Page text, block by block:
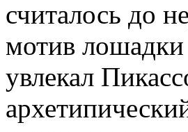
считалось до
мотив лошадки
увлекал